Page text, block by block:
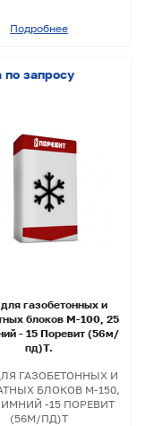
Подробнее
запросу
газобетонных и
блоков М-100, 25
- 15 Поревит (56м/
пд)Т.
ГАЗОБЕТОННЫХ И
БЛОКОВ М-150,
-15 ПОРЕВИТ
(56М/ПД)Т